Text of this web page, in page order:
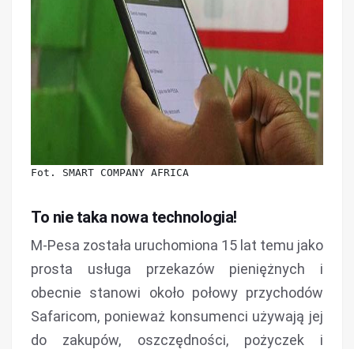
Fot. SMART COMPANY AFRICA
To nie taka nowa technologia!
M-Pesa została uruchomiona 15 lat temu jako
prosta usługa przekazów pieniężnych i
obecnie stanowi około połowy przychodów
Safaricom, ponieważ konsumenci używają jej
do zakupów, oszczędności, pożyczek i